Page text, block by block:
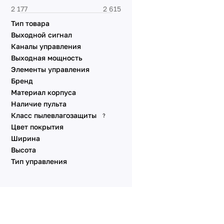
Тип товара
Выходной сигнал
Каналы управления
Выходная мощность
Элементы управления
Бренд
Материал корпуса
Наличие пульта
Класс пылевлагозащиты
?
Цвет покрытия
Ширина
Высота
Тип управления